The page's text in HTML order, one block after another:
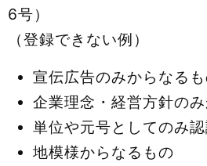
6号）
（登録できない例）
宣伝広告のみからなる
企業理念・経営方針の
単位や元号としてのみ
地模様からなるもの